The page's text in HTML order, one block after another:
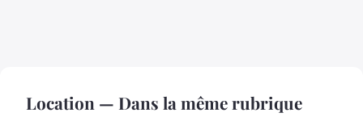
Location — Dans la même rubrique